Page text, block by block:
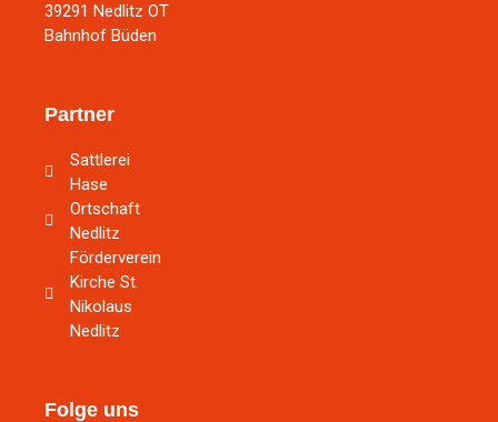
39291 Nedlitz OT
Bahnhof Büden
Partner
Sattlerei
Hase
Ortschaft
Nedlitz
Förderverein
Kirche St.
Nikolaus
Nedlitz
Folge uns